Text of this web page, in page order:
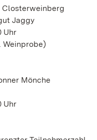
Closterweinberg
Jaggy
Uhr
Weinprobe)
Mönche
Uhr